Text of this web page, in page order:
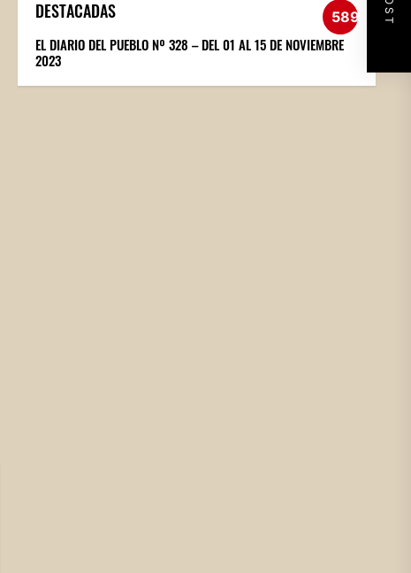
DESTACADAS 589
EL DIARIO DEL PUEBLO Nº 328 – DEL 01 AL 15 DE NOVIEMBRE
2023